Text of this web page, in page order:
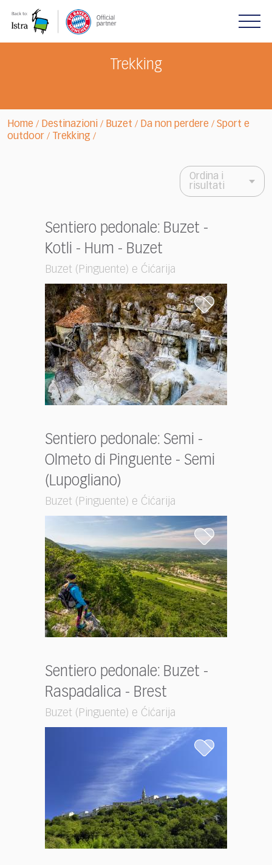
note:
Trekking
Home / Destinazioni / Buzet / Da non perdere / Sport e
outdoor / Trekking /
Ordina i
risultati
Sentiero pedonale: Buzet -
Kotli - Hum - Buzet
Buzet (Pinguente) e Ćićarija
Sentiero pedonale: Semi -
Olmeto di Pinguente - Semi
(Lupogliano)
Buzet (Pinguente) e Ćićarija
Sentiero pedonale: Buzet -
Raspadalica - Brest
Buzet (Pinguente) e Ćićarija